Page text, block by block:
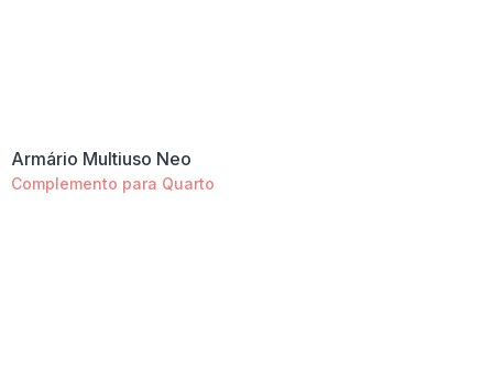
Armário Multiuso Neo
Complemento para Quarto